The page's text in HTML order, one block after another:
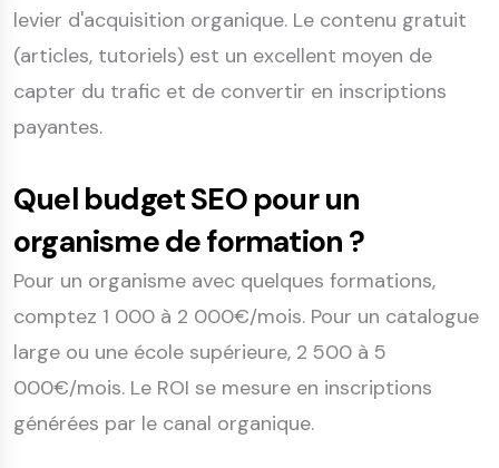
levier d'acquisition organique. Le contenu gratuit
(articles, tutoriels) est un excellent moyen de
capter du trafic et de convertir en inscriptions
payantes.
Quel budget SEO pour un
organisme de formation ?
Pour un organisme avec quelques formations,
comptez 1 000 à 2 000€/mois. Pour un catalogue
large ou une école supérieure, 2 500 à 5
000€/mois. Le ROI se mesure en inscriptions
générées par le canal organique.